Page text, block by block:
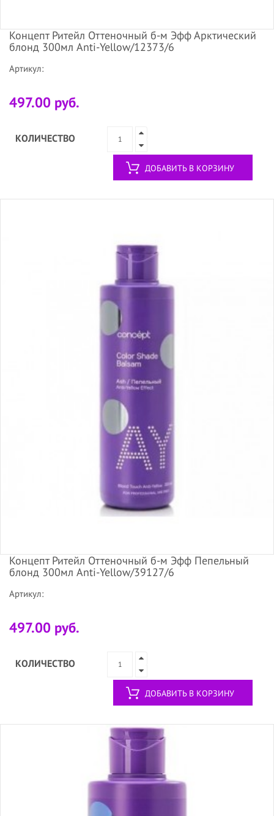
Концепт Ритейл Оттеночный б-м Эфф Арктический
блонд 300мл Anti-Yellow/12373/6
Артикул:
497.00 руб.
КОЛИЧЕСТВО
ДОБАВИТЬ В КОРЗИНУ
Концепт Ритейл Оттеночный б-м Эфф Пепельный
блонд 300мл Anti-Yellow/39127/6
Артикул:
497.00 руб.
КОЛИЧЕСТВО
ДОБАВИТЬ В КОРЗИНУ